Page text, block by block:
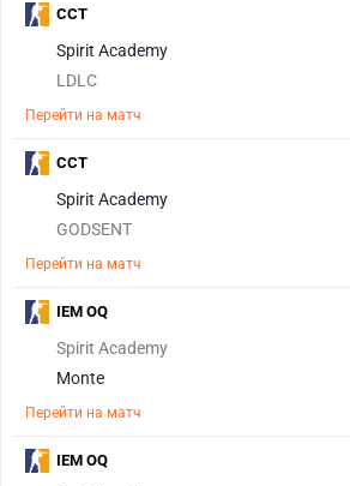
Spirit Academy
LDLC
Перейти на матч
CCT
Spirit Academy
GODSENT
Перейти на матч
CCT
Spirit Academy
Monte
Перейти на матч
IEM OQ
IEM OQ